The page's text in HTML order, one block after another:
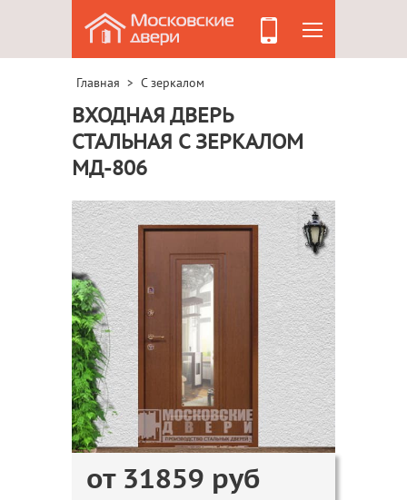
Главная > С зеркалом
ВХОДНАЯ ДВЕРЬ
СТАЛЬНАЯ С ЗЕРКАЛОМ
МД-806
от 31859 руб